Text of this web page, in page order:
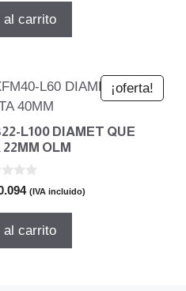
actual
al carrito
¡oferta!
L100 DIAMET QUE
OLM
El
actual
(IVA incluido)
al carrito